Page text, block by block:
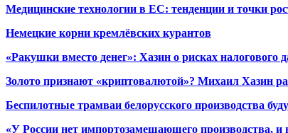
Медицинские технологии в ЕС: тенденции и точки
Немецкие корни кремлёвских курантов
«Ракушки вместо денег»: Хазин о рисках налогового
Золото признают «криптовалютой»? Михаил Хазин
Беспилотные трамваи белорусского производства
«У России нет импортозамещающего производства, и